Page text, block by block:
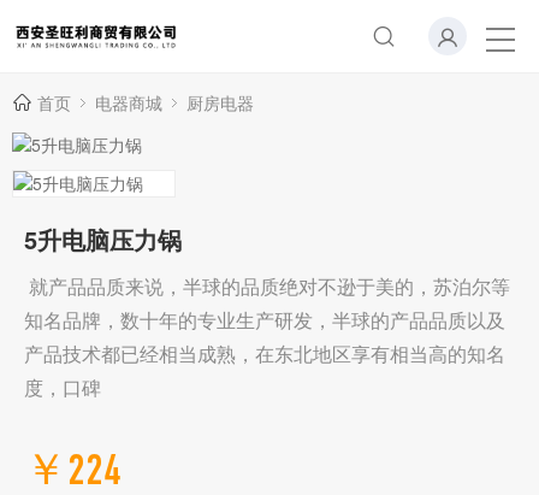
首页 电器商城 厨房电器
5升电脑压力锅
就产品品质来说，半球的品质绝对不逊于美的，苏泊尔等
知名品牌，数十年的专业生产研发，半球的产品品质以及
产品技术都已经相当成熟，在东北地区享有相当高的知名
度，口碑
￥224